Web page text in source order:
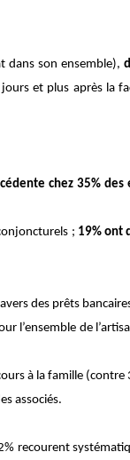
dans son ensemble),
et plus après la
chez 35% des
; 19% ont
des prêts
l’ensemble de
à la famille (contre
associés.
recourent